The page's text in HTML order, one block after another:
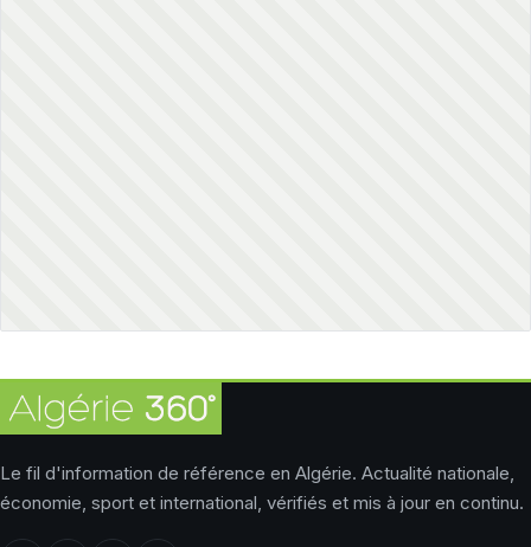
Le fil d'information de référence en Algérie. Actualité nationale,
économie, sport et international, vérifiés et mis à jour en continu.